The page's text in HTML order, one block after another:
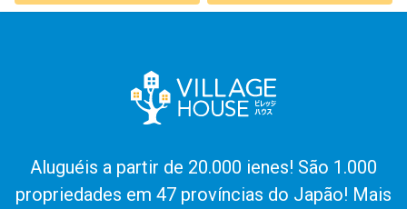
Aluguéis a partir de 20.000 ienes! São 1.000
propriedades em 47 províncias do Japão! Mais